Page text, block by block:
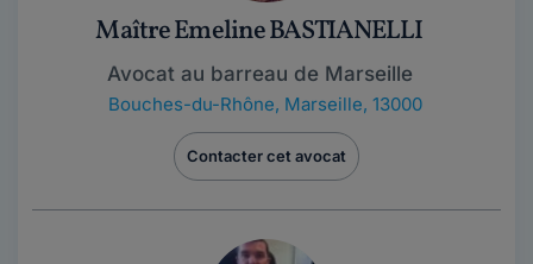
Maître Emeline BASTIANELLI
Avocat au barreau de Marseille
Bouches-du-Rhône, Marseille, 13000
Contacter cet avocat